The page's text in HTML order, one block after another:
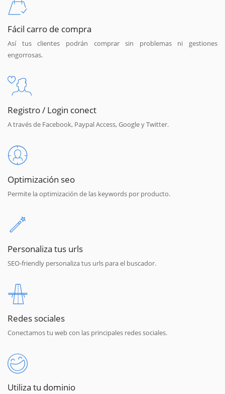
Fácil carro de compra
Así tus clientes podrán comprar sin problemas ni gestiones
engorrosas.
Registro / Login conect
A través de Facebook, Paypal Access, Google y Twitter.
Optimización seo
Permite la optimización de las keywords por producto.
Personaliza tus urls
SEO-friendly personaliza tus urls para el buscador.
Redes sociales
Conectamos tu web con las principales redes sociales.
Utiliza tu dominio